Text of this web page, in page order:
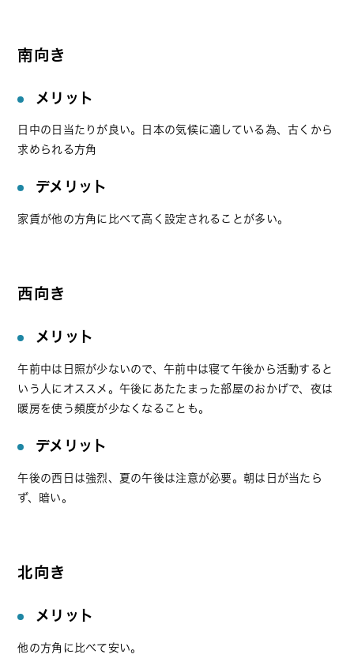
南向き
メリット
日中の日当たりが良い。日本の気候に適している為、古くから
求められる方角
デメリット
家賃が他の方角に比べて高く設定されることが多い。
西向き
メリット
午前中は日照が少ないので、午前中は寝て午後から活動すると
いう人にオススメ。午後にあたたまった部屋のおかげで、夜は
暖房を使う頻度が少なくなることも。
デメリット
午後の西日は強烈、夏の午後は注意が必要。朝は日が当たら
ず、暗い。
北向き
メリット
他の方角に比べて安い。